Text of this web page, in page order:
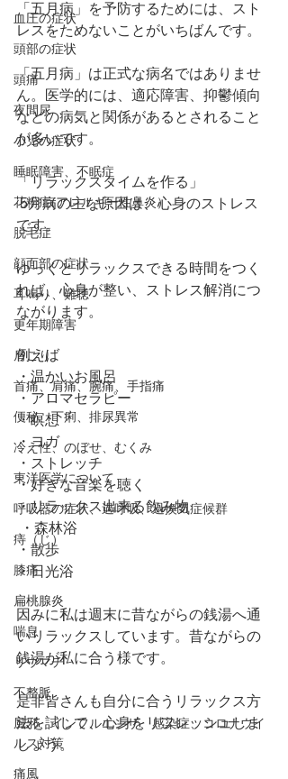
血圧の症状
頭部の症状
頭痛
夜間尿
小児の症状
睡眠障害、不眠症
花粉症(アレルギー性鼻炎）
脱毛症
顔面部の症状
耳鳴り、難聴
更年期障害
肩こり
首痛、肩痛、腕痛、手指痛
便秘、下痢、排尿異常
冷え性、のぼせ、むくみ
東洋医学について
呼吸器の症状、過呼吸、過換気症候群
痔（じ）
膝痛
扁桃腺炎
喘息
リウマチ
不整脈
風邪、インフルエンザ、感染症、コロナウイ
ルス対策
痛風
「五月病」を予防するためには、スト
レスをためないことがいちばんです。
「五月病」は正式な病名ではありませ
ん。医学的には、適応障害、抑鬱傾向
などの病気と関係があるとされること
が多いです。
「リラックスタイムを作る」
5月病の主な原因は、心身のストレス
です。
ゆっくとリラックスできる時間をつく
れば、心身が整い、ストレス解消につ
ながります。
例えば
・温かいお風呂
・アロマセラピー
・瞑想
・ヨガ
・ストレッチ
・好きな音楽を聴く
・リラックス出来る飲み物
・森林浴
・散歩
・日光浴
因みに私は週末に昔ながらの銭湯へ通
いリラックスしています。昔ながらの
銭湯が私に合う様です。
是非皆さんも自分に合うリラックス方
法を試して、心身をリフレッシュしま
しょう。